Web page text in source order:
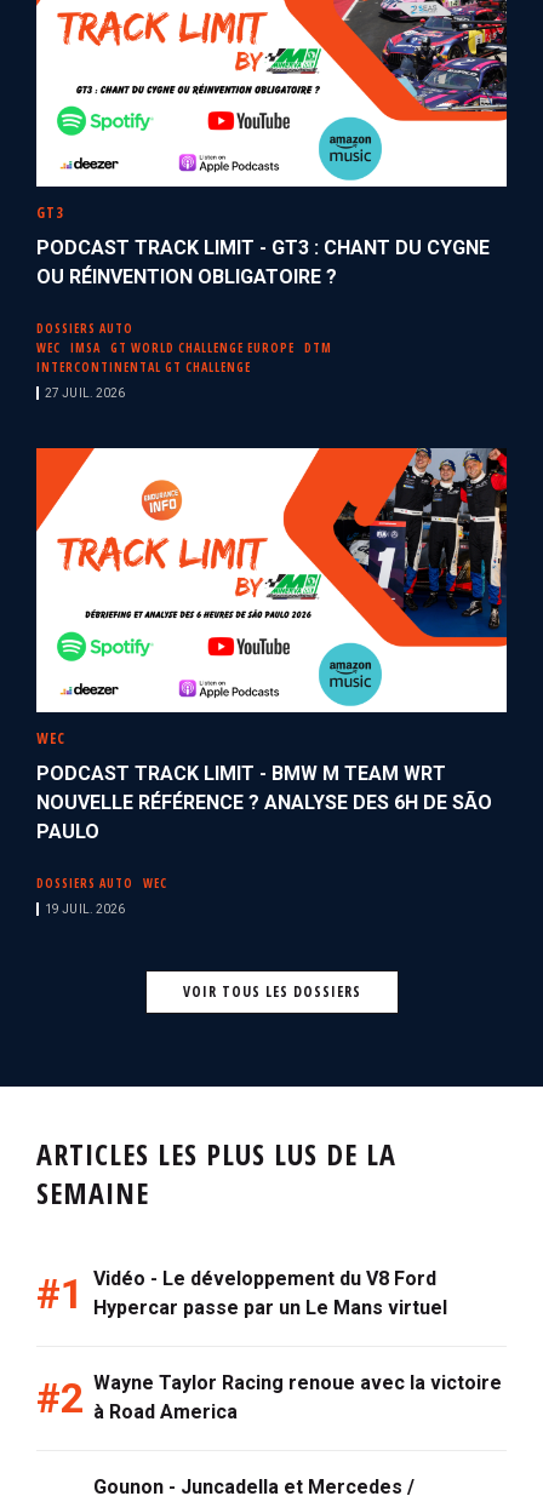
GT3
PODCAST TRACK LIMIT - GT3 : CHANT DU CYGNE
OU RÉINVENTION OBLIGATOIRE ?
DOSSIERS AUTO
WEC
IMSA GT WORLD CHALLENGE EUROPE
DTM
INTERCONTINENTAL GT CHALLENGE
27 JUIL. 2026
WEC
PODCAST TRACK LIMIT - BMW M TEAM WRT
NOUVELLE RÉFÉRENCE ? ANALYSE DES 6H DE SÃO
PAULO
DOSSIERS AUTO WEC
19 JUIL. 2026
VOIR TOUS LES DOSSIERS
ARTICLES LES PLUS LUS DE LA
SEMAINE
Vidéo - Le développement du V8 Ford
Hypercar passe par un Le Mans virtuel
Wayne Taylor Racing renoue avec la victoire
à Road America
Gounon - Juncadella et Mercedes /